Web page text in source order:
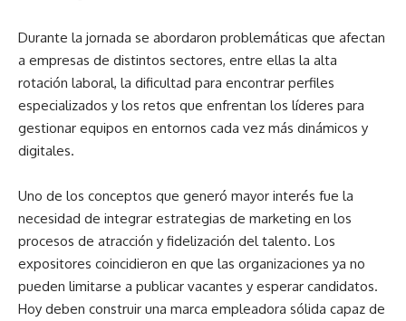
Durante la jornada se abordaron problemáticas que afectan
a empresas de distintos sectores, entre ellas la alta
rotación laboral, la dificultad para encontrar perfiles
especializados y los retos que enfrentan los líderes para
gestionar equipos en entornos cada vez más dinámicos y
digitales.
Uno de los conceptos que generó mayor interés fue la
necesidad de integrar estrategias de marketing en los
procesos de atracción y fidelización del talento. Los
expositores coincidieron en que las organizaciones ya no
pueden limitarse a publicar vacantes y esperar candidatos.
Hoy deben construir una marca empleadora sólida capaz de